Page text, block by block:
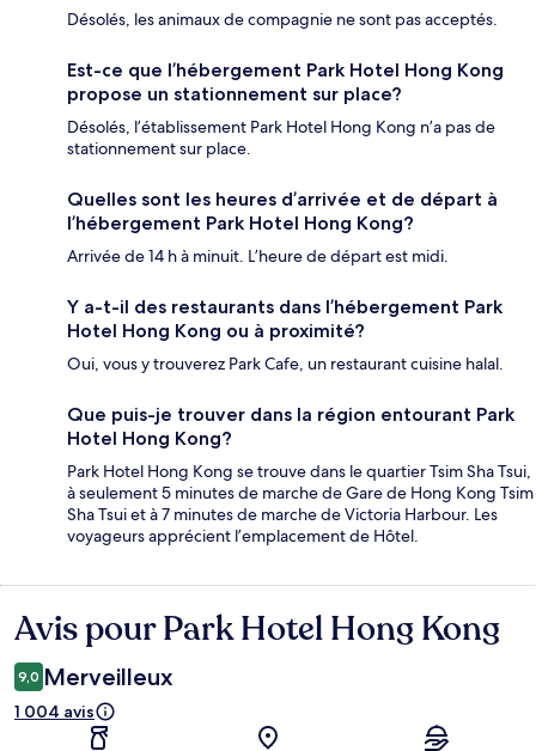
Désolés, les animaux de compagnie ne sont pas acceptés.
Est-ce que l’hébergement Park Hotel Hong Kong
propose un stationnement sur place?
Désolés, l’établissement Park Hotel Hong Kong n’a pas de
stationnement sur place.
Quelles sont les heures d’arrivée et de départ à
l’hébergement Park Hotel Hong Kong?
Arrivée de 14 h à minuit. L’heure de départ est midi.
Y a-t-il des restaurants dans l’hébergement Park
Hotel Hong Kong ou à proximité?
Oui, vous y trouverez Park Cafe, un restaurant cuisine halal.
Que puis-je trouver dans la région entourant Park
Hotel Hong Kong?
Park Hotel Hong Kong se trouve dans le quartier Tsim Sha Tsui,
à seulement 5 minutes de marche de Gare de Hong Kong Tsim
Sha Tsui et à 7 minutes de marche de Victoria Harbour. Les
voyageurs apprécient l’emplacement de Hôtel.
Avis
Avis pour Park Hotel Hong Kong
9,0 Merveilleux
1 004 avis